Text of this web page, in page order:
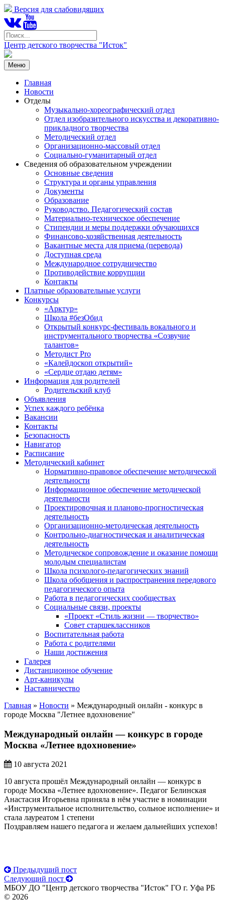
Версия для слабовидящих
Центр детского творчества "Исток"
Меню
Главная
Новости
Отделы
Музыкально-хореографический отдел
Отдел изобразительного искусства и декоративно-
прикладного творчества
Методический отдел
Организационно-массовый отдел
Социально-гуманитарный отдел
Сведения об образовательном учреждении
Основные сведения
Структура и органы управления
Документы
Образование
Руководство. Педагогический состав
Материально-техническое обеспечение
Стипендии и меры поддержки обучающихся
Финансово-хозяйственная деятельность
Вакантные места для приема (перевода)
Доступная среда
Международное сотрудничество
Противодействие коррупции
Контакты
Платные образовательные услуги
Конкурсы
«Арктур»
Школа #безОбид
Открытый конкурс-фестиваль вокального и
инструментального творчества «Созвучие
талантов»
Методист Pro
«Калейдоскоп открытий»
«Сердце отдаю детям»
Информация для родителей
Родительский клуб
Объявления
Успех каждого ребёнка
Вакансии
Контакты
Безопасность
Навигатор
Расписание
Методический кабинет
Нормативно-правовое обеспечение методической
деятельности
Информационное обеспечение методической
деятельности
Проектировочная и планово-прогностическая
деятельность
Организационно-методическая деятельность
Контрольно-диагностическая и аналитическая
деятельность
Методическое сопровождение и оказание помощи
молодым специалистам
Школа психолого-педагогических знаний
Школа обобщения и распространения передового
педагогического опыта
Работа в педагогических сообществах
Социальные связи, проекты
«Проект «Стиль жизни — творчество»
Совет старшеклассников
Воспитательная работа
Работа с родителями
Наши достижения
Галерея
Дистанционное обучение
Арт-каникулы
Наставничество
Главная » Новости » Международный онлайн - конкурс в
городе Москва "Летнее вдохновение"
Международный онлайн — конкурс в городе
Москва «Летнее вдохновение»
10 августа 2021
10 августа прошёл Международный онлайн — конкурс в
городе Москва «Летнее вдохновение». Педагог Белинская
Анастасия Игорьевна приняла в нём участие в номинации
«Инструментальное исполнительство, сольное исполнение» и
стала лауреатом 1 степени
Поздравляем нашего педагога и желаем дальнейших успехов!
Предыдущий пост
Следующий пост
МБОУ ДО "Центр детского творчества "Исток" ГО г. Уфа РБ
© 2026